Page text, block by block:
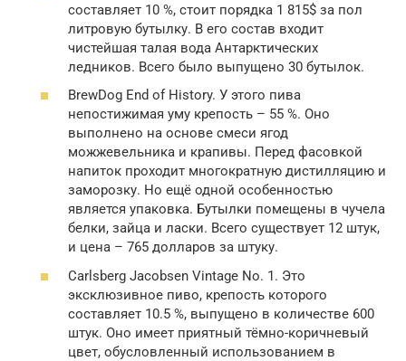
составляет 10 %, стоит порядка 1 815$ за пол
литровую бутылку. В его состав входит
чистейшая талая вода Антарктических
ледников. Всего было выпущено 30 бутылок.
BrewDog End of History. У этого пива
непостижимая уму крепость – 55 %. Оно
выполнено на основе смеси ягод
можжевельника и крапивы. Перед фасовкой
напиток проходит многократную дистилляцию и
заморозку. Но ещё одной особенностью
является упаковка. Бутылки помещены в чучела
белки, зайца и ласки. Всего существует 12 штук,
и цена – 765 долларов за штуку.
Carlsberg Jacobsen Vintage No. 1. Это
эксклюзивное пиво, крепость которого
составляет 10.5 %, выпущено в количестве 600
штук. Оно имеет приятный тёмно-коричневый
цвет, обусловленный использованием в